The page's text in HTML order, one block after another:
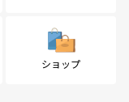
ショップ